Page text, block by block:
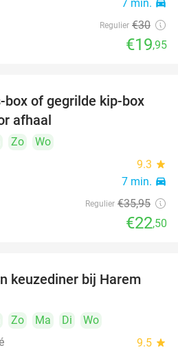
7 min. directions_car
Regulier €30
€19,95
37%
box of gegrilde kip-box
afhaal
Zo
Wo
9.3 star
7 min. directions_car
Regulier €35,95
€22,50
45%
keuzediner bij Harem
Zo Ma Di
Wo
9.5 star